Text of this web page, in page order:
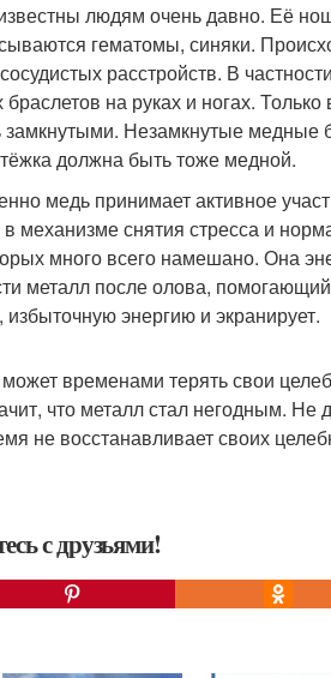
людям очень давно. Её
гематомы, синяки.
расстройств. В
на руках и ногах.
замкнутыми. Незамкнутые
должна быть тоже медной.
медь принимает активное
в механизме снятия стресса и
много всего намешано. Она
металл после олова,
энергию и экранирует.
временами терять свои
что металл стал негодным. Не
не восстанавливает своих
с друзьями!